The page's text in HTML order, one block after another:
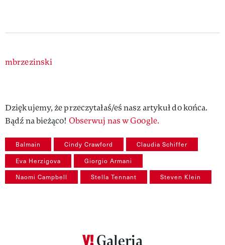
Authors
mbrzezinski
Dziękujemy, że przeczytałaś/eś nasz artykuł do końca.
Bądź na bieżąco! Obserwuj nas w Google.
Balmain Cindy Crawford Claudia Schiffer
Eva Herzigova Giorgio Armani
Naomi Campbell Stella Tennant Steven Klein
Galeria